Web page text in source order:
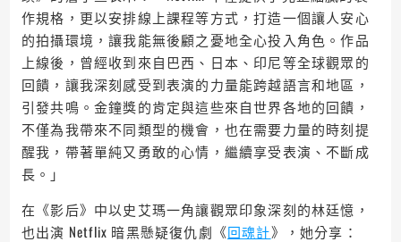
作規格，更以安排線上課程等方式，打造一個讓人安心
的拍攝環境，讓我能無後顧之憂地全心投入角色。作品
上線後，曾經收到來自巴西、日本、印尼等全球觀眾的
回饋，讓我深刻感受到表演的力量能跨越語言和地區，
引發共鳴。金鐘獎的肯定與這些來自世界各地的回饋，
不僅為我帶來不同類型的機會，也在需要力量的時刻提
醒我，帶著單純又勇敢的心情，繼續享受表演、不斷成
長。」
在《影后》中以史艾瑪一角讓觀眾印象深刻的林廷憶，
也出演 Netflix 暗黑懸疑復仇劇《回魂計》，她分享：